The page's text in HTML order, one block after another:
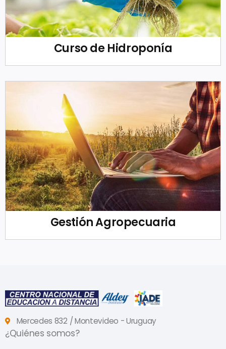
Curso de Hidroponía
Gestión Agropecuaria
Mercedes 832 / Montevideo - Uruguay
¿Quiénes somos?